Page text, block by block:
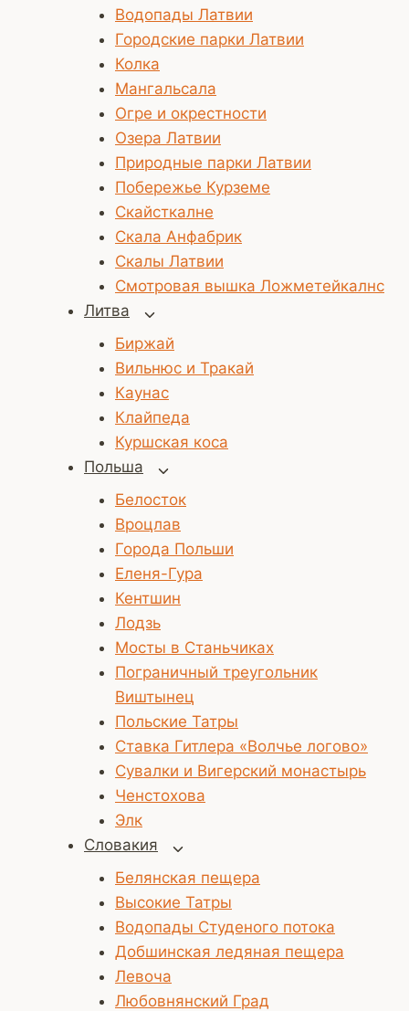
Водопады Латвии
Городские парки Латвии
Колка
Мангальсала
Огре и окрестности
Озера Латвии
Природные парки Латвии
Побережье Курземе
Скайсткалне
Скала Анфабрик
Скалы Латвии
Смотровая вышка Ложметейкалнс
Литва
Переключить
дочернее
меню
Биржай
Вильнюс и Тракай
Каунас
Клайпеда
Куршская коса
Польша
Переключить
меню
Белосток
Вроцлав
Города Польши
Еленя-Гура
Кентшин
Лодзь
Мосты в Станьчиках
Пограничный треугольник
Виштынец
Польские Татры
Ставка Гитлера «Волчье логово»
Сувалки и Вигерский монастырь
Ченстохова
Элк
Словакия
Переключить
меню
Белянская пещера
Высокие Татры
Водопады Студеного потока
Добшинская ледяная пещера
Левоча
Любовнянский Град